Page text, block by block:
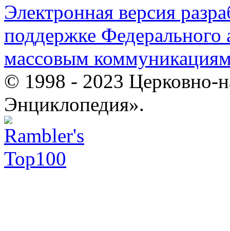
Электронная версия
поддержке Федерального
массовым
© 1998 - 2023 Церковно-
Энциклопедия».